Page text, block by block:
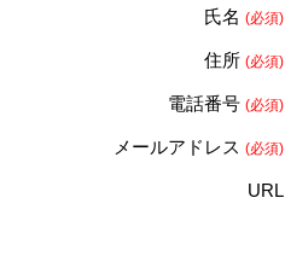
氏名 (必須)
住所 (必須)
電話番号 (必須)
メールアドレス (必須)
URL